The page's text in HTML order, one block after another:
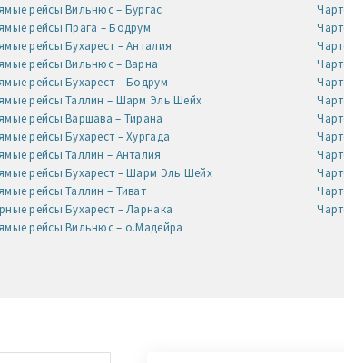
рейсы Вильнюс – Бургас
рейсы Прага – Бодрум
рейсы Бухарест – Анталия
рейсы Вильнюс – Варна
рейсы Бухарест – Бодрум
рейсы Таллин – Шарм Эль Шейх
рейсы Варшава – Тирана
рейсы Бухарест – Хургада
рейсы Таллин – Анталия
рейсы Бухарест – Шарм Эль Шейх
рейсы Таллин – Тиват
рейсы Бухарест – Ларнака
рейсы Вильнюс – о.Мадейра